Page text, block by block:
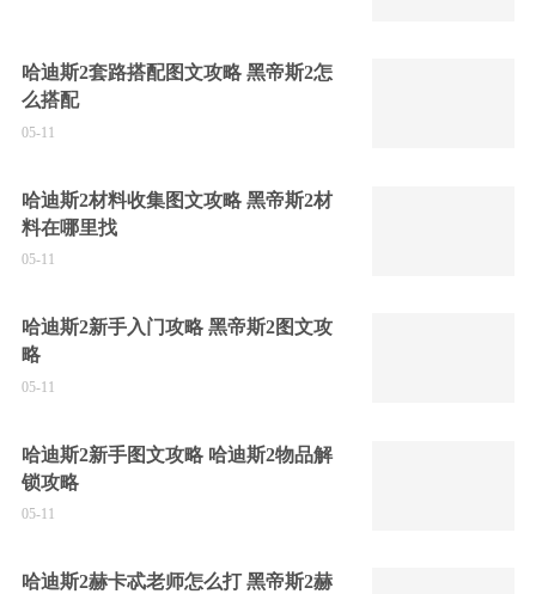
哈迪斯2套路搭配图文攻略 黑帝斯2怎
么搭配
05-11
哈迪斯2材料收集图文攻略 黑帝斯2材
料在哪里找
05-11
哈迪斯2新手入门攻略 黑帝斯2图文攻
略
05-11
哈迪斯2新手图文攻略 哈迪斯2物品解
锁攻略
05-11
哈迪斯2赫卡忒老师怎么打 黑帝斯2赫